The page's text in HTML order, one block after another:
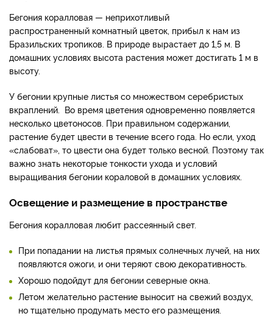
Бегония коралловая — неприхотливый
распространенный комнатный цветок, прибыл к нам из
Бразильских тропиков. В природе вырастает до 1,5 м. В
домашних условиях высота растения может достигать 1 м в
высоту.
У бегонии крупные листья со множеством серебристых
вкраплений. Во время цветения одновременно появляется
несколько цветоносов. При правильном содержании,
растение будет цвести в течение всего года. Но если, уход
«слабоват», то цвести она будет только весной. Поэтому так
важно знать некоторые тонкости ухода и условий
выращивания бегонии кораловой в домашних условиях.
Освещение и размещение в пространстве
Бегония коралловая любит рассеянный свет.
При попадании на листья прямых солнечных лучей, на них
появляются ожоги, и они теряют свою декоративность.
Хорошо подойдут для бегонии северные окна.
Летом желательно растение выносит на свежий воздух,
но тщательно продумать место его размещения.